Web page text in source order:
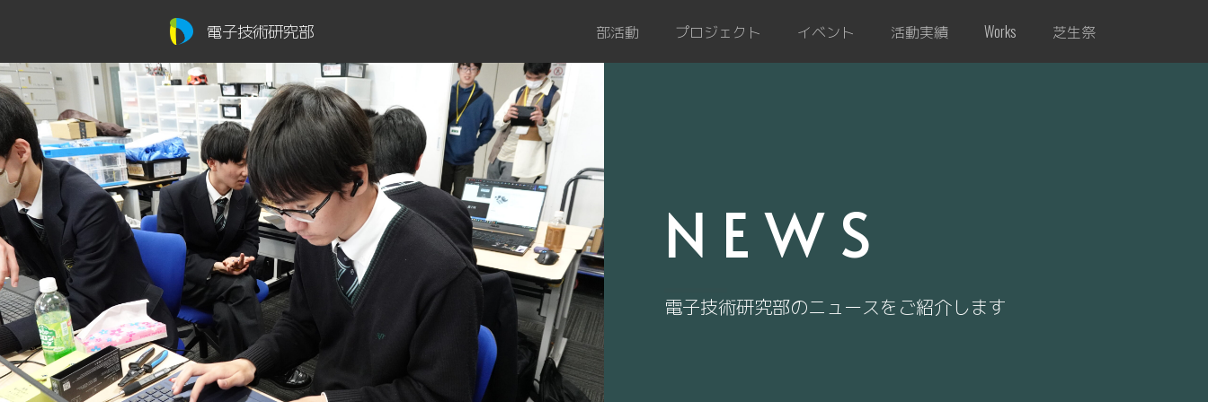
電子技術研究部 部活動 プロジェクト イベント 活動実績 Works 芝生祭
NEWS
電子技術研究部のニュースをご紹介します